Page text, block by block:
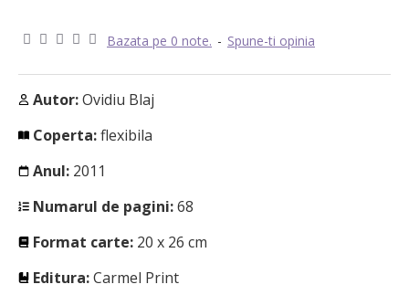
Bazata pe 0 note. - Spune-ti opinia
Autor:Ovidiu Blaj
Coperta:flexibila
Anul: 2011
Numarul de pagini:68
Format carte: 20 x 26 cm
Editura:Carmel Print